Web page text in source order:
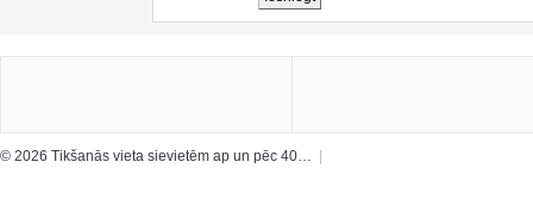
© 2026 Tikšanās vieta sievietēm ap un pēc 40… |